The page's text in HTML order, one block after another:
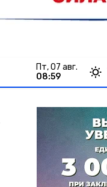
пт, 07 авг.
08:59